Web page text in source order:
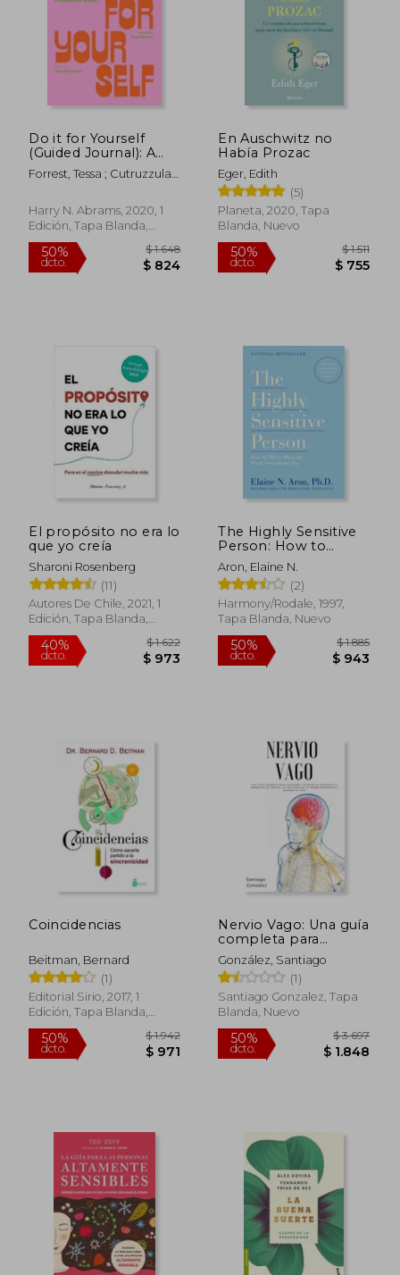
dcto. $ 842
Rápido
50%
dcto.
Do it for Yourself
(Guided Journal): A
Motivational Journal
(Start Before You’Re
Forrest, Tessa ; Cutruzzula,
Harry N. Abrams, 2020, 1
Edición, Tapa Blanda,
Nuevo
50%
dcto. $ 824
En Auschwitz no
Había Prozac
Eger, Edith
(5)
Planeta, 2020, Tapa
Blanda, Nuevo
50%
dcto.
El propósito no era lo
que yo creía
Sharoni Rosenberg
(11)
Autores De Chile, 2021, 1
Edición, Tapa Blanda,
Nuevo
The Highly Sensitive
Person: How to
Thrive When the
World Overwhelms
You (en Inglés)
Aron, Elaine N.
(2)
Harmony/Rodale, 1997,
Tapa Blanda, Nuevo
Coincidencias
Beitman, Bernard
(1)
Editorial Sirio, 2017, 1
Edición, Tapa Blanda,
Nuevo
Nervio Vago: Una guía
completa para
entender y superar la
ansiedad, la
depresión, el trauma,
la inflamación, el
estrés emocional y
González, Santiago
(1)
Santiago Gonzalez, Tapa
Blanda, Nuevo